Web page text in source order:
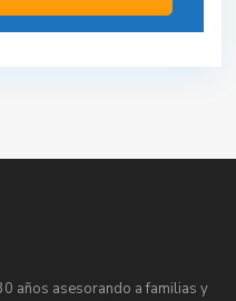
años asesorando a familias y